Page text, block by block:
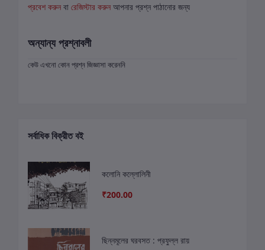
প্রবেশ করুন বা রেজিস্টার করুন আপনার প্রশ্ন পাঠানোর জন্য
অন্যান্য প্রশ্নাবলী
কেউ এখনো কোন প্রশ্ন জিজ্ঞাসা করেননি
সর্বাধিক বিক্রীত বই
কলোনি কল্লোলিনী
₹200.00
ছিন্নমূলের ঘরবসত : প্রফুল্ল রায়